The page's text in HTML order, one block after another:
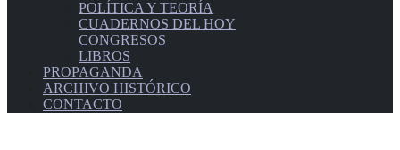
POLÍTICA Y TEORÍA
CUADERNOS DEL HOY
CONGRESOS
LIBROS
PROPAGANDA
ARCHIVO HISTÓRICO
CONTACTO